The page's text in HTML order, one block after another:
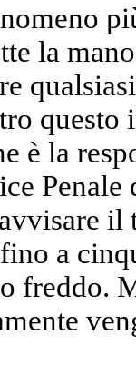
la
questo
è la
Penale
il
a
freddo.